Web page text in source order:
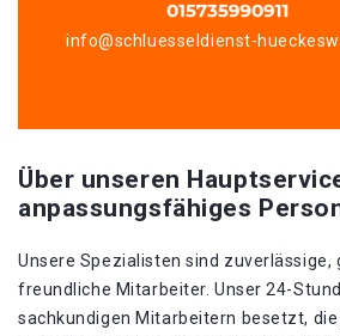
info@schluesseldienst-
Über unseren
anpassungsfähiges
Unsere Spezialisten sind zuverlässige,
freundliche Mitarbeiter. Unser 24-
sachkundigen Mitarbeitern besetzt,